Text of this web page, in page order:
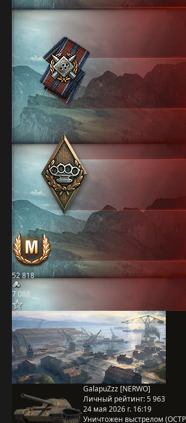
52 818
7 088
GalapuZzz [NERWO]
Личный рейтинг:5 963
24 мая 2026 г. 16:19
Уничтожен выстрелом